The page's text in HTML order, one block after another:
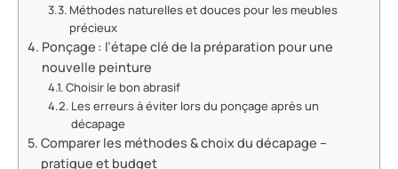
Méthodes naturelles et douces pour les meubles
précieux
Ponçage : l’étape clé de la préparation pour une
nouvelle peinture
Choisir le bon abrasif
Les erreurs à éviter lors du ponçage après un
décapage
Comparer les méthodes & choix du décapage –
pratique et budget